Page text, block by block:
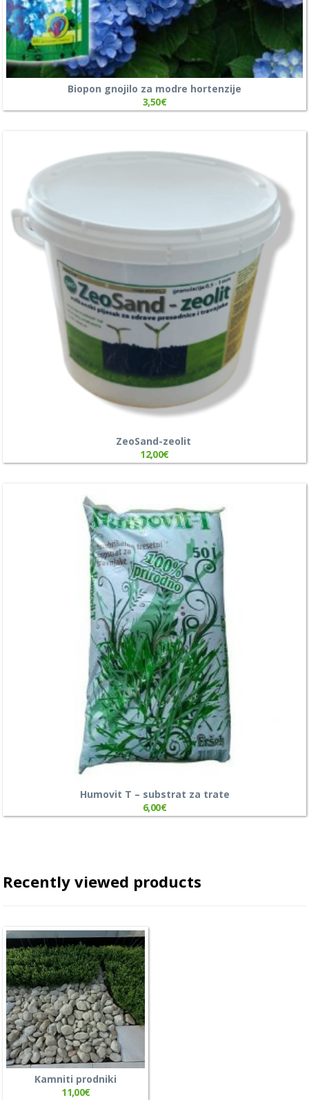
Biopon gnojilo za modre hortenzije
3,50€
ZeoSand-zeolit ​​
12,00€
Humovit T – substrat za trate
6,00€
Recently viewed products
Kamniti prodniki
11,00€